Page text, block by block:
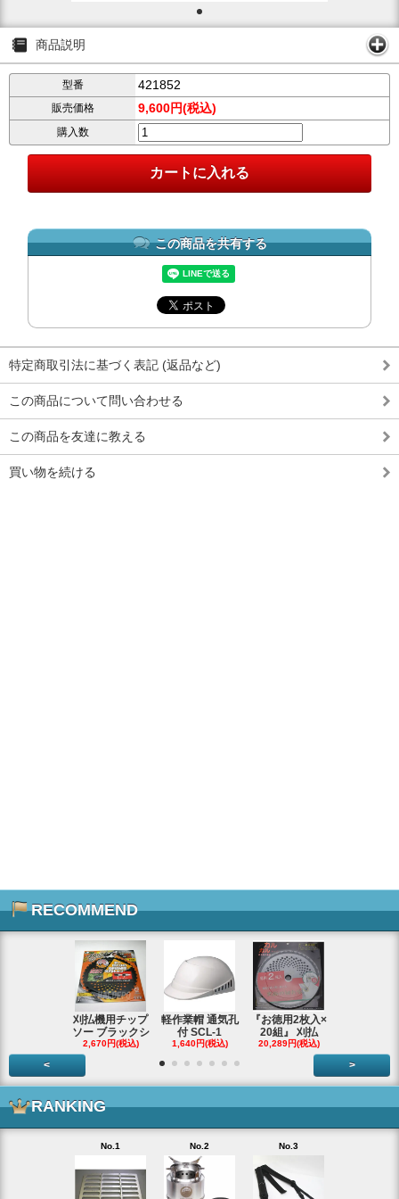
商品説明
型番 421852
販売価格 9,600円(税込)
購入数
この商品を共有する
特定商取引法に基づく表記 (返品など)
この商品について問い合わせる
この商品を友達に教える
買い物を続ける
RECOMMEND
刈払機用チップ
ソー ブラックシ
2,670円(税込)
軽作業帽 通気孔
付 SCL-1
1,640円(税込)
『お徳用2枚入×
20組』 刈払
20,289円(税込)
< >
RANKING
No.1 No.2 No.3